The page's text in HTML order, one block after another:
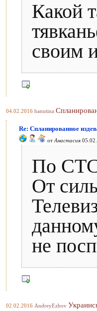
Какой
своим
04.02.2016 hanutina
Re: Спланированное
от Анастасия
По СТС
От
не
02.02.2016 AndreyEzhov